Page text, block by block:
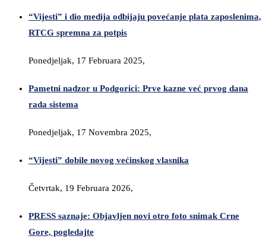
“Vijesti” i dio medija odbijaju povećanje plata zaposlenima,
RTCG spremna za potpis
Ponedjeljak, 17 Februara 2025,
Pametni nadzor u Podgorici: Prve kazne već prvog dana
rada sistema
Ponedjeljak, 17 Novembra 2025,
“Vijesti” dobile novog većinskog vlasnika
Četvrtak, 19 Februara 2026,
PRESS saznaje: Objavljen novi otro foto snimak Crne
Gore, pogledajte